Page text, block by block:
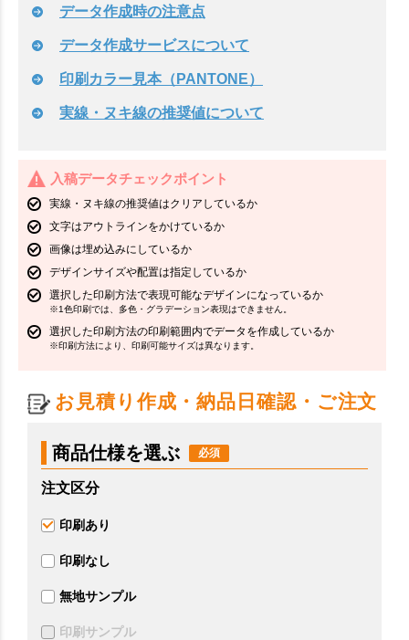
データ作成時の注意点
データ作成サービスについて
印刷カラー見本（PANTONE）
実線・ヌキ線の推奨値について
入稿データチェックポイント
実線・ヌキ線の推奨値はクリアしているか
文字はアウトラインをかけているか
画像は埋め込みにしているか
デザインサイズや配置は指定しているか
選択した印刷方法で表現可能なデザインになっているか
※1色印刷では、多色・グラデーション表現はできません。
選択した印刷方法の印刷範囲内でデータを作成しているか
※印刷方法により、印刷可能サイズは異なります。
お見積り作成・納品日確認・ご注文
商品仕様を選ぶ
注文区分
印刷あり
印刷なし
無地サンプル
印刷サンプル